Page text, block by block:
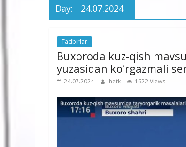
Day: 24.07.2024
Tadbirlar
Buxoroda kuz-qish
yuzasidan koʻrgazmali
24.07.2024 hetk 1622 Views